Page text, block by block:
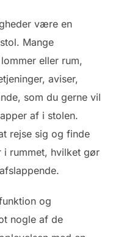
være en
Mange
eller rum,
aviser,
som du gerne vil
af i stolen.
rejse sig og finde
i rummet, hvilket gør
og
nogle af de